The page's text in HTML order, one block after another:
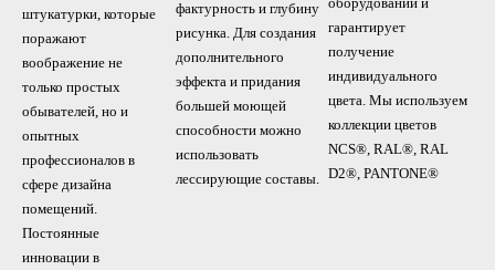
штукатурки, которые
поражают
воображение не
только простых
обывателей, но и
опытных
профессионалов в
сфере дизайна
помещений.
Постоянные
инновации в
фактурность и глубину
рисунка. Для создания
дополнительного
эффекта и придания
большей моющей
способности можно
использовать
лессирующие составы.
гарантирует
получение
индивидуального
цвета. Мы используем
коллекции цветов
NCS®, RAL®, RAL
D2®, PANTONE®